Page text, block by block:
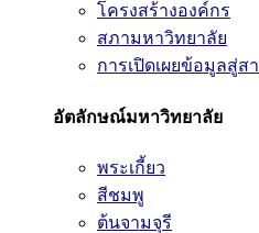
โครงสร้างองค์กร
สภามหาวิทยาลัย
การเปิดเผยข้อมูลสู่ส
อัตลักษณ์มหาวิทยาลัย
พระเกี้ยว
สีชมพู
ต้นจามจุรี